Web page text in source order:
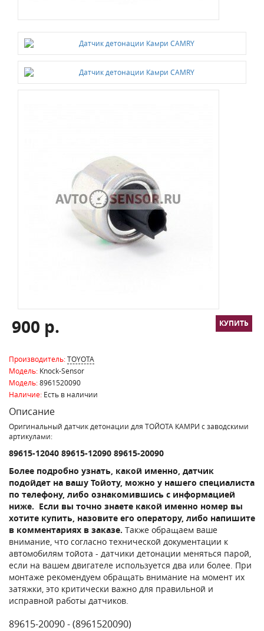
900 р.
Производитель:TOYOTA
Модель: Knock-Sensor
Модель:8961520090
Наличие: Есть в наличии
Описание
Оригинальный датчик детонации для ТОЙОТА КАМРИ с заводскими
артикулами:
89615-12040 89615-12090 89615-20090
Более подробно узнать, какой именно, датчик
подойдет на вашу Тойоту, можно у нашего специалиста
по телефону, либо ознакомившись с информацией
ниже. Если вы точно знаете какой именно номер вы
хотите купить, назовите его оператору, либо напишите
в комментариях в заказе. Также обращаем ваше
внимание, что согласно технической документации к
автомобилям тойота - датчики детонации меняться парой,
если на вашем двигателе используется два или более. При
монтаже рекомендуем обращать внимание на момент их
затяжки, это критически важно для правильной и
исправной работы датчиков.
89615-20090 - (8961520090)